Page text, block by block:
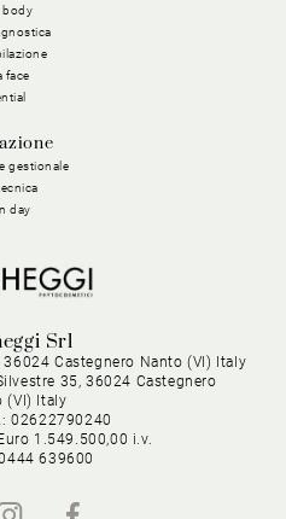
body
face
gestionale
day
Srl
36024 Castegnero Nanto (VI) Italy
35, 36024 Castegnero
(VI) Italy
02622790240
1.549.500,00 i.v.
639600